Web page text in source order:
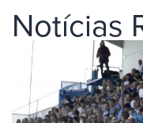
Notícias